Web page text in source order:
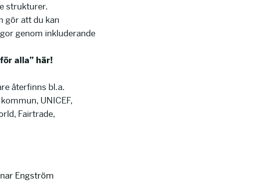
strukturer.
gör att du kan
genom inkluderande
alla” här!
återfinns bl.a.
UNICEF,
Fairtrade,
Engström